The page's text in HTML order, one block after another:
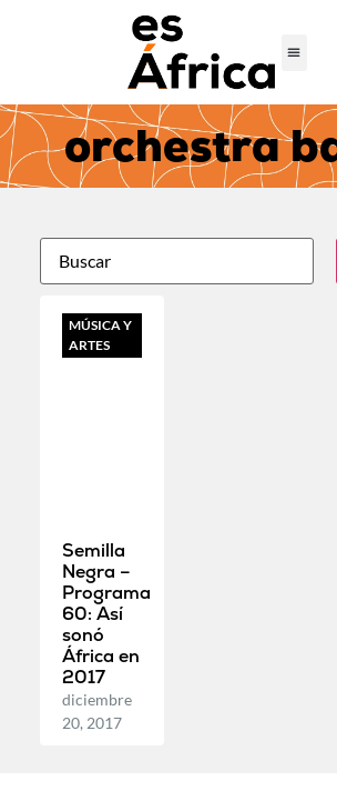
orchestra
MÚSICA Y
ARTES
Semilla
Negra –
Programa
60: Así
sonó
África en
2017
diciembre
20, 2017